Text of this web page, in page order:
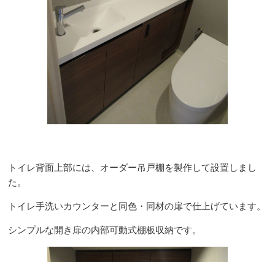
トイレ背面上部には、オーダー吊戸棚を製作して設置しまし
た。
トイレ手洗いカウンターと同色・同材の扉で仕上げています。
シンプルな開き扉の内部可動式棚板収納です。